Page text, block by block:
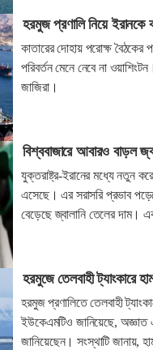
হরমুজ প্রণালি নিয়ে ইরানকে
কাতারের দোহায় পরোক্ষ বৈঠকের
পরিবর্তন মেনে নেবে না
জাজিরা।
বিশ্ববাজারে আবারও বাড়ল
যুক্তরাষ্ট্র-ইরানের মধ্যে নতুন করে
এসেছে। এর সরাসরি প্রভাব
বেড়েছে জ্বালানি তেলের দাম।
হরমুজে তেলবাহী ট্যাংকারে
হরমুজ প্রণালিতে তেলবাহী
ইউকেএমটিও জানিয়েছে, অজ্ঞাত
জানিয়েছেন। সংস্থাটি জানায়,